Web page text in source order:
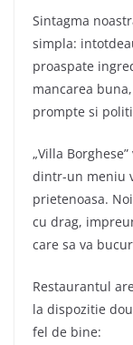
Sintagma
simpla:
proaspate
mancarea
prompte si
„Villa
dintr-un meniu
prietenoasa.
cu drag,
care sa va
Restaurantul
la dispozitie
fel de bine: